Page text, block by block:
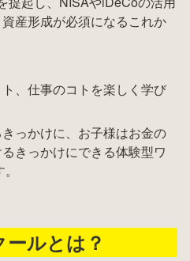
産形成が必須になるこれか
、仕事のコトを楽しく学び
っかけに、お子様はお金の
きっかけにできる体験型ワ
ルとは？